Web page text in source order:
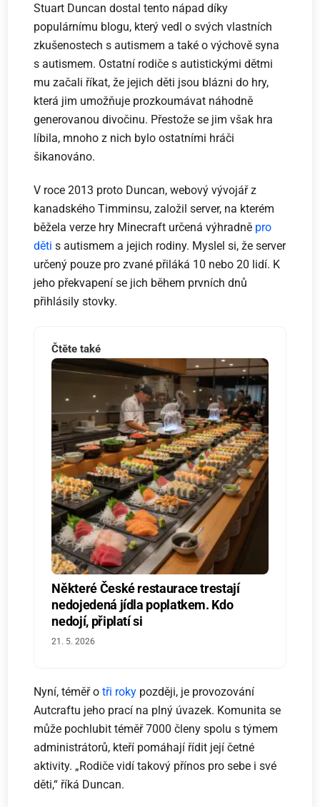
Stuart Duncan dostal tento nápad díky
populárnímu blogu, který vedl o svých vlastních
zkušenostech s autismem a také o výchově syna
s autismem. Ostatní rodiče s autistickými dětmi
mu začali říkat, že jejich děti jsou blázni do hry,
která jim umožňuje prozkoumávat náhodně
generovanou divočinu. Přestože se jim však hra
líbila, mnoho z nich bylo ostatními hráči
šikanováno.
V roce 2013 proto Duncan, webový vývojář z
kanadského Timminsu, založil server, na kterém
běžela verze hry Minecraft určená výhradně pro
děti s autismem a jejich rodiny. Myslel si, že server
určený pouze pro zvané přiláká 10 nebo 20 lidí. K
jeho překvapení se jich během prvních dnů
přihlásily stovky.
Čtěte také
Některé České restaurace trestají
nedojedená jídla poplatkem. Kdo
nedojí, připlatí si
21. 5. 2026
Nyní, téměř otři roky později, je provozování
Autcraftu jeho prací na plný úvazek. Komunita se
může pochlubit téměř 7000 členy spolu s týmem
administrátorů, kteří pomáhají řídit její četné
aktivity. „Rodiče vidí takový přínos pro sebe i své
děti,“ říká Duncan.